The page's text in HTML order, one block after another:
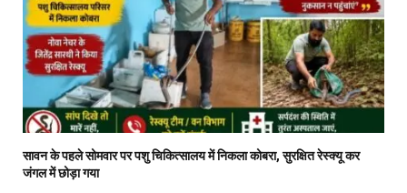
सावन के पहले सोमवार पर पशु चिकित्सालय में निकला कोबरा, सुरक्षित रेस्क्यू कर
जंगल में छोड़ा गया